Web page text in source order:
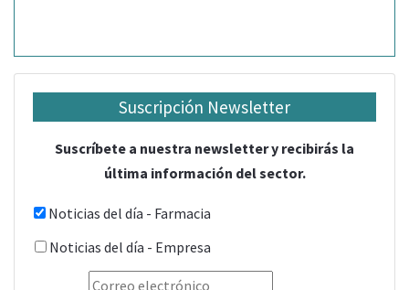
Suscripción Newsletter
Suscríbete a nuestra newsletter y recibirás la
última información del sector.
Noticias del día - Farmacia
Noticias del día - Empresa